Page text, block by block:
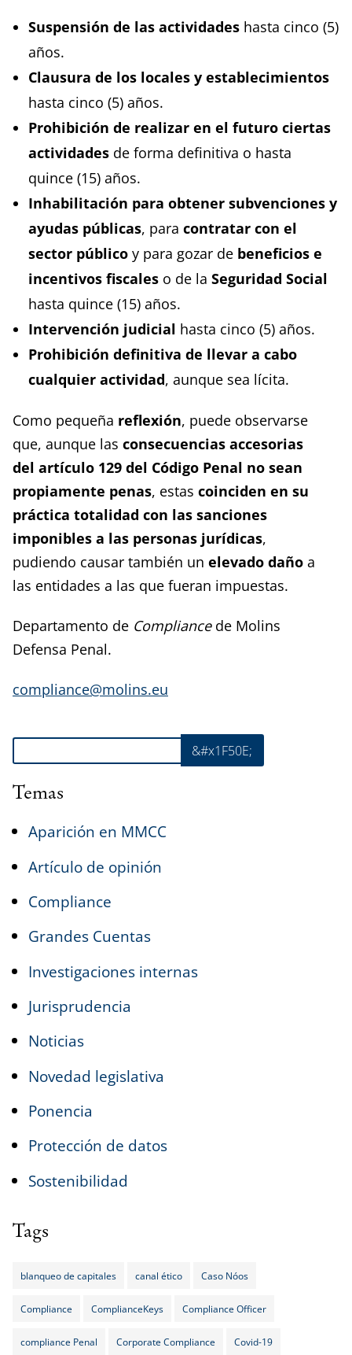
Suspensión de las actividades hasta cinco (5)
años.
Clausura de los locales y establecimientos
hasta cinco (5) años.
Prohibición de realizar en el futuro ciertas
actividades de forma definitiva o hasta
quince (15) años.
Inhabilitación para obtener subvenciones y
ayudas públicas, para contratar con el
sector público y para gozar de beneficios e
incentivos fiscales o de la Seguridad Social
hasta quince (15) años.
Intervención judicial hasta cinco (5) años.
Prohibición definitiva de llevar a cabo
cualquier actividad, aunque sea lícita.
Como pequeña reflexión, puede observarse
que, aunque las consecuencias accesorias
del artículo 129 del Código Penal no sean
propiamente penas, estas coinciden en su
práctica totalidad con las sanciones
imponibles a las personas jurídicas,
pudiendo causar también un elevado daño a
las entidades a las que fueran impuestas.
Departamento de Compliancede Molins
Defensa Penal.
compliance@molins.eu
Buscar &#x1F50E;
Temas
Aparición en MMCC
Artículo de opinión
Compliance
Grandes Cuentas
Investigaciones internas
Jurisprudencia
Noticias
Novedad legislativa
Ponencia
Protección de datos
Sostenibilidad
Tags
blanqueo de capitales canal ético Caso Nóos
Compliance ComplianceKeys Compliance Officer
compliance Penal Corporate Compliance Covid-19